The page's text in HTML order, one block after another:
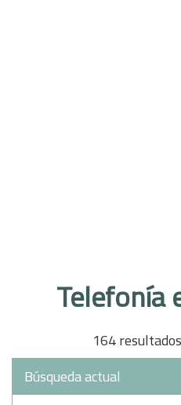
Telefonía
164
Búsqueda actual